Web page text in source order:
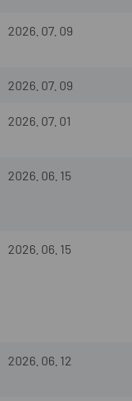
2026. 07. 09
2026. 07. 09
2026. 07. 01
2026. 06. 15
2026. 06. 15
2026. 06. 12